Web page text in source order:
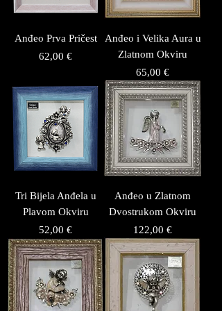
Anđeo Prva Pričest
Price
62,00 €
Anđeo i Velika Aura u
Zlatnom Okviru
Price
65,00 €
Tri Bijela Anđela u
Plavom Okviru
Price
52,00 €
Anđeo u Zlatnom
Dvostrukom Okviru
Price
122,00 €